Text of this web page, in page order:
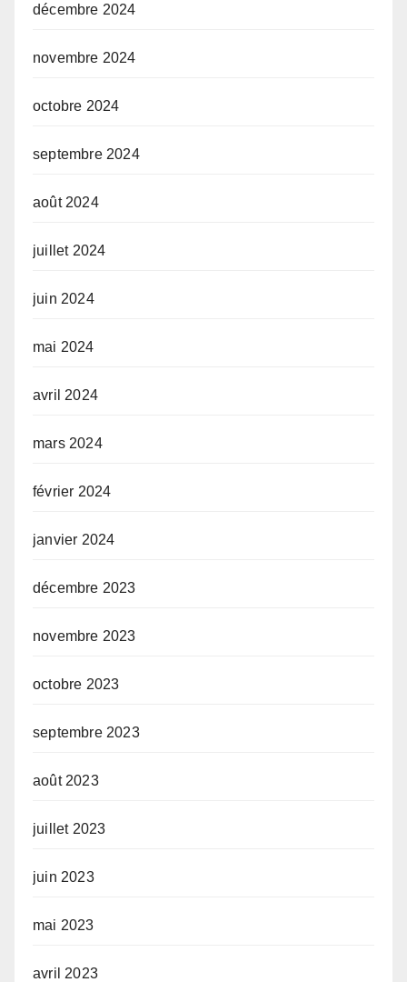
décembre 2024
novembre 2024
octobre 2024
septembre 2024
août 2024
juillet 2024
juin 2024
mai 2024
avril 2024
mars 2024
février 2024
janvier 2024
décembre 2023
novembre 2023
octobre 2023
septembre 2023
août 2023
juillet 2023
juin 2023
mai 2023
avril 2023